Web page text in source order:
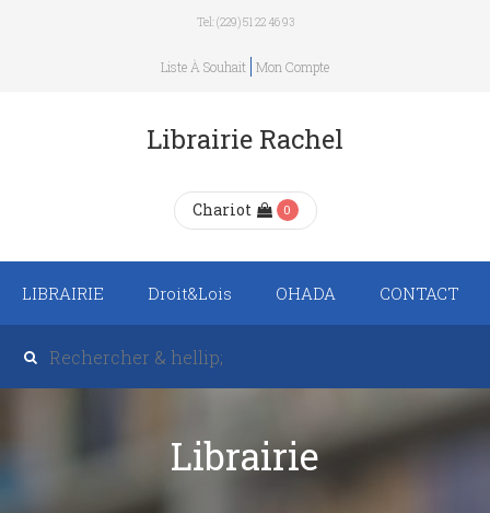
Tel: (229) 51 22 46 93
Liste À Souhait Mon Compte
Librairie Rachel
Chariot 0
LIBRAIRIE Droit&Lois
Recueil de texte de
lois
OHADA CONTACT
Librairie